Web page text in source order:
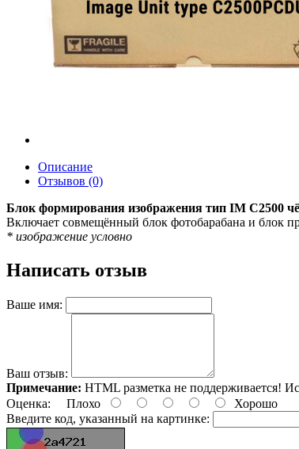
Описание
Отзывов (0)
Блок формирования изображения тип IM C2500
Включает совмещённый блок фотобарабана и блок
* изображение условно
Написать отзыв
Ваше имя:
Ваш отзыв:
Примечание: HTML разметка не поддерживается!
Оценка: Плохо
Хорошо
Введите код, указанный на картинке: